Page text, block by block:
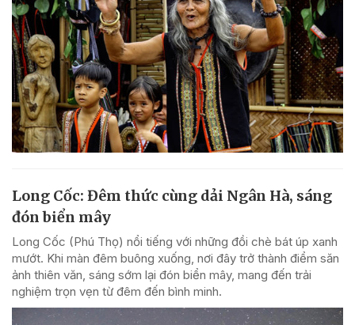
Long Cốc: Đêm thức cùng dải Ngân Hà, sáng
đón biển mây
Long Cốc (Phú Thọ) nổi tiếng với những đồi chè bát úp xanh
mướt. Khi màn đêm buông xuống, nơi đây trở thành điểm săn
ảnh thiên văn, sáng sớm lại đón biển mây, mang đến trải
nghiệm trọn vẹn từ đêm đến bình minh.